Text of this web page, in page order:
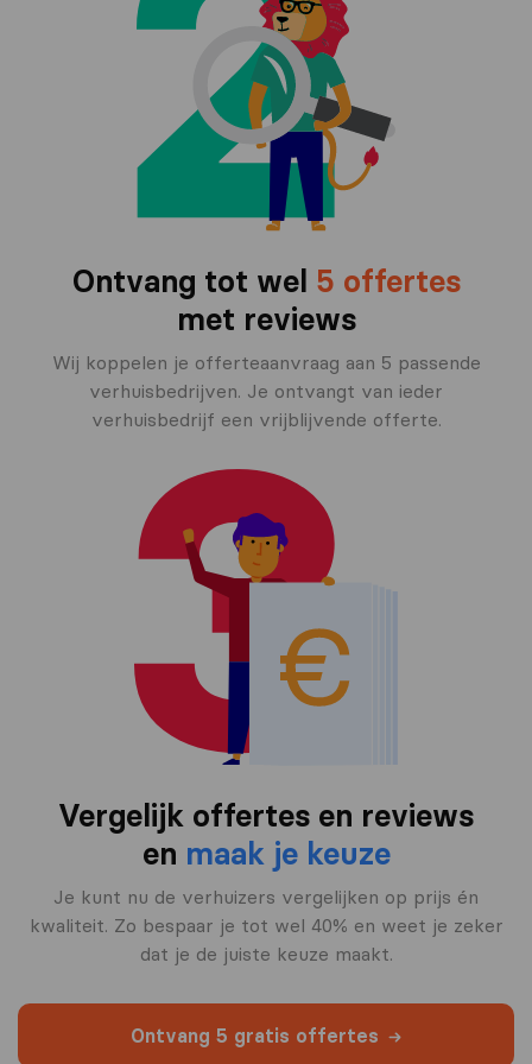
Ontvang tot wel 5 offertes
met reviews
Wij koppelen je offerteaanvraag aan 5 passende
verhuisbedrijven. Je ontvangt van ieder
verhuisbedrijf een vrijblijvende offerte.
Vergelijk offertes en reviews
en maak je keuze
Je kunt nu de verhuizers vergelijken op prijs én
kwaliteit. Zo bespaar je tot wel 40% en weet je zeker
dat je de juiste keuze maakt.
Ontvang 5 gratis offertes